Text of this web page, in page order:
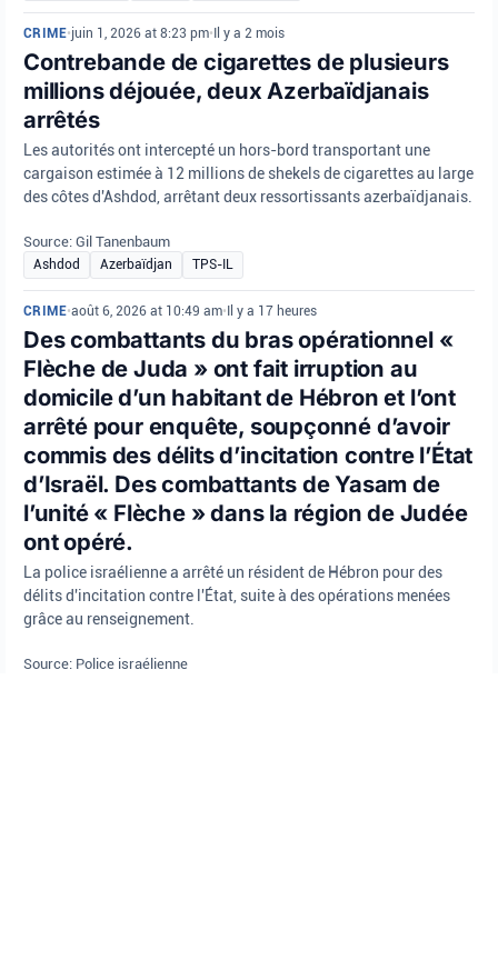
CRIME•juin 1, 2026 at 8:23 pm• Il y a 2 mois
Contrebande de cigarettes de plusieurs
millions déjouée, deux Azerbaïdjanais
arrêtés
Les autorités ont intercepté un hors-bord transportant une
cargaison estimée à 12 millions de shekels de cigarettes au large
des côtes d'Ashdod, arrêtant deux ressortissants azerbaïdjanais.
Source: Gil Tanenbaum
Ashdod Azerbaïdjan TPS-IL
CRIME•août 6, 2026 at 10:49 am• Il y a 17 heures
Des combattants du bras opérationnel «
Flèche de Juda » ont fait irruption au
domicile d’un habitant de Hébron et l’ont
arrêté pour enquête, soupçonné d’avoir
commis des délits d’incitation contre l’État
d’Israël. Des combattants de Yasam de
l’unité « Flèche » dans la région de Judée
ont opéré.
La police israélienne a arrêté un résident de Hébron pour des
délits d'incitation contre l'État, suite à des opérations menées
grâce au renseignement.
Source: Police israélienne